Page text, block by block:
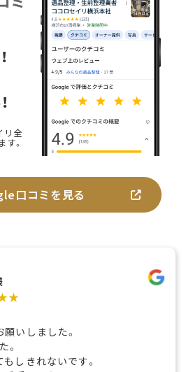
リ全
す。
口コミを見る
いしました。
。
しきれないです。